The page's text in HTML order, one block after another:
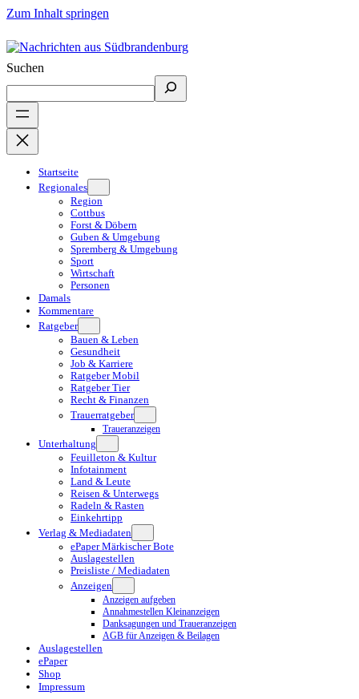
Zum Inhalt springen
Suchen
Startseite
Regionales
Region
Cottbus
Forst & Döbern
Guben & Umgebung
Spremberg & Umgebung
Sport
Wirtschaft
Personen
Damals
Kommentare
Ratgeber
Bauen & Leben
Gesundheit
Job & Karriere
Ratgeber Mobil
Ratgeber Tier
Recht & Finanzen
Trauerratgeber
Traueranzeigen
Unterhaltung
Feuilleton & Kultur
Infotainment
Land & Leute
Reisen & Unterwegs
Radeln & Rasten
Einkehrtipp
Verlag & Mediadaten
ePaper Märkischer Bote
Auslagestellen
Preisliste / Mediadaten
Anzeigen
Anzeigen aufgeben
Annahmestellen Kleinanzeigen
Danksagungen und Traueranzeigen
AGB für Anzeigen & Beilagen
Auslagestellen
ePaper
Shop
Impressum